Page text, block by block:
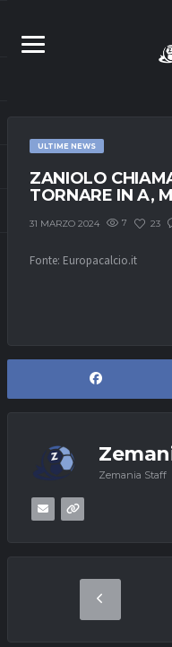
ULTIME NEWS
ZANIOLO
TORNARE IN A,
31 MARZO 2024 7 23
Fonte: Europacalcio.it
Zemania Staff